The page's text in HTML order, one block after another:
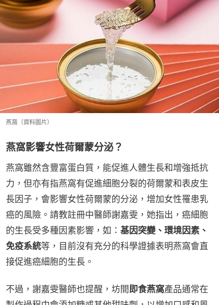
燕窩（資料圖片）
燕窩影響女性荷爾蒙分泌？
燕窩雖然含豐富蛋白質，能促進人體生長和增強抵抗
力，但亦有指燕窩有促進細胞分裂的荷爾蒙和表皮生
長因子，會影響女性荷爾蒙的分泌，增加女性罹患乳
癌的風險。請教註冊中醫師謝嘉雯，她指出，癌細胞
的生長受多種因素影響，如： 基因突變、環境因素、
免疫系統等，目前沒有充分的科學證據表明燕窩會直
接促進癌細胞的生長。
不過，謝嘉雯醫師也提醒，坊間即食燕窩產品通常在